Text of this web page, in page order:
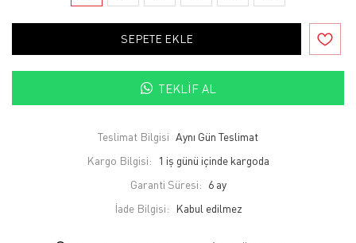
SEPETE EKLE
TEKLIF AL
Teslimat Bilgisi Aynı Gün Teslimat
Kargo Bilgisi:
1 iş günü içinde kargoda
Garanti Süresi: 6 ay
İade Bilgisi: